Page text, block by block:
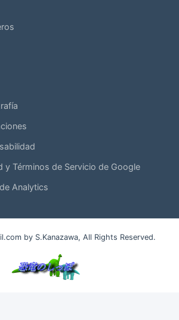
y Términos de Servicio de Google
Analytics
by S.Kanazawa, All Rights Reserved.